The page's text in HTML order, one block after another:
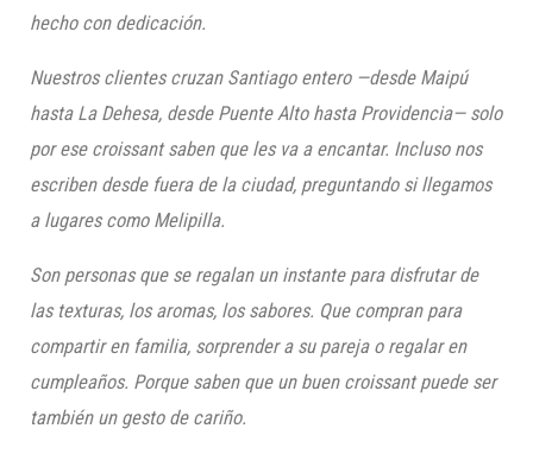
hecho con dedicación.
Nuestros clientes cruzan Santiago entero —desde Maipú
hasta La Dehesa, desde Puente Alto hasta Providencia— solo
por ese croissant saben que les va a encantar. Incluso nos
escriben desde fuera de la ciudad, preguntando si llegamos
a lugares como Melipilla.
Son personas que se regalan un instante para disfrutar de
las texturas, los aromas, los sabores. Que compran para
compartir en familia, sorprender a su pareja o regalar en
cumpleaños. Porque saben que un buen croissant puede ser
también un gesto de cariño.